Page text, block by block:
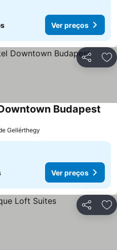
Ver preços
Partilhar
Budapest
Gellérthegy
Ver preços
Partilhar